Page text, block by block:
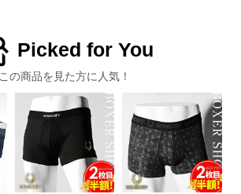
Picked for You
この商品を見た方に人気！